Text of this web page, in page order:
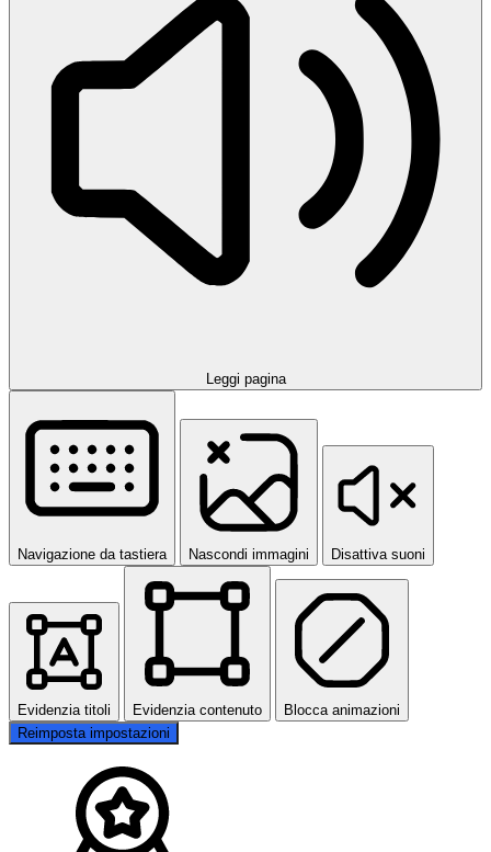
Leggi pagina
Navigazione da tastiera Nascondi immagini Disattiva suoni
Evidenzia titoli Evidenzia contenuto
Blocca animazioni
Reimposta impostazioni